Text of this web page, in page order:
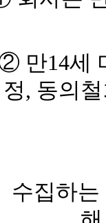
만14세
정, 동의
수집하